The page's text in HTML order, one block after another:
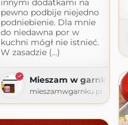
innymi dodatkami na
pewno podbije niejedno
podniebienie. Dla mnie
do niedawna por w
kuchni mógł nie istnieć.
W zasadzie (...)
Mieszam w garnku
mieszamwgarnku.pl